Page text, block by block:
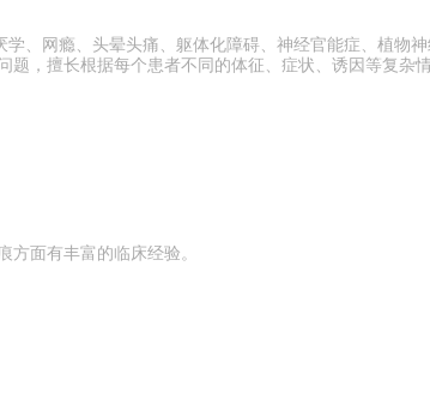
、网瘾、头晕头痛、躯体化障碍、神经官能症、植物
，擅长根据每个患者不同的体征、症状、诱因等复杂
面有丰富的临床经验。